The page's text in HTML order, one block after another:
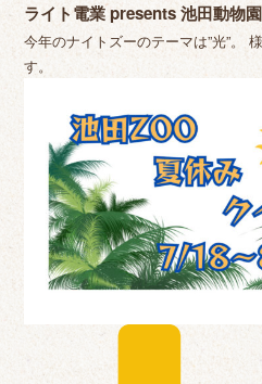
ライト電業 presents 池田動物
今年のナイトズーのテーマは”光”。
す。